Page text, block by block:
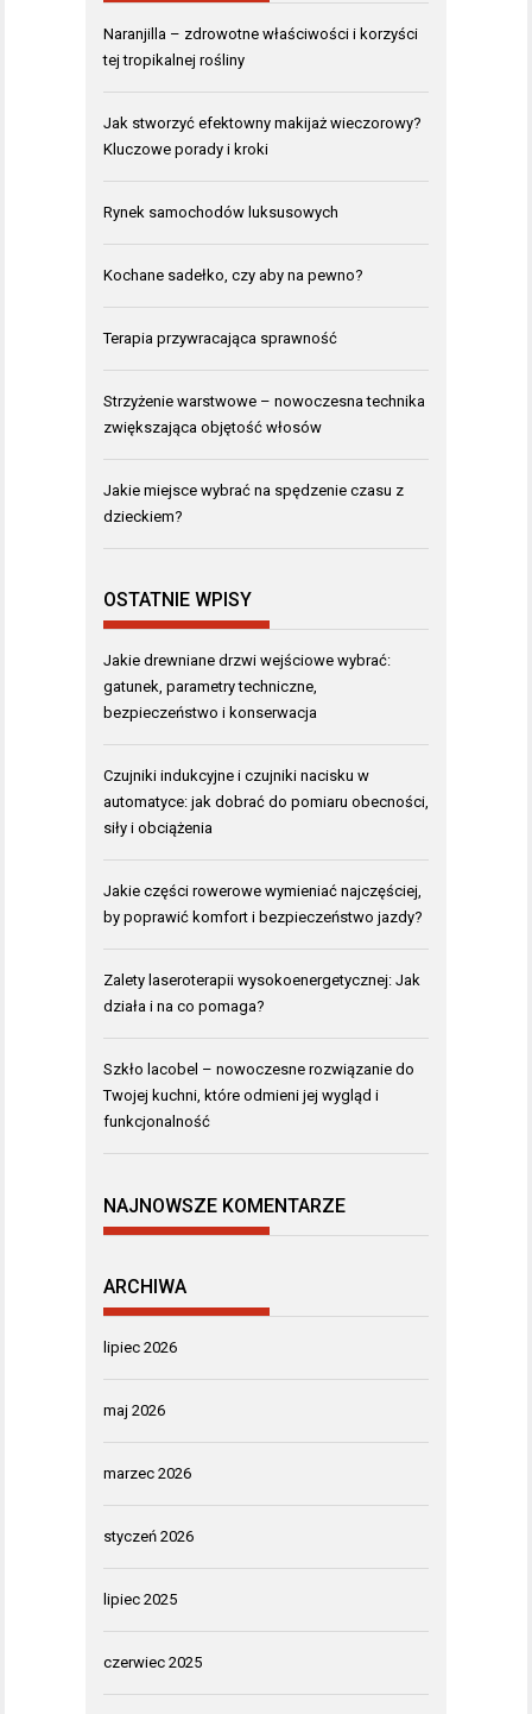
Naranjilla – zdrowotne właściwości i korzyści
tej tropikalnej rośliny
Jak stworzyć efektowny makijaż wieczorowy?
Kluczowe porady i kroki
Rynek samochodów luksusowych
Kochane sadełko, czy aby na pewno?
Terapia przywracająca sprawność
Strzyżenie warstwowe – nowoczesna technika
zwiększająca objętość włosów
Jakie miejsce wybrać na spędzenie czasu z
dzieckiem?
OSTATNIE WPISY
Jakie drewniane drzwi wejściowe wybrać:
gatunek, parametry techniczne,
bezpieczeństwo i konserwacja
Czujniki indukcyjne i czujniki nacisku w
automatyce: jak dobrać do pomiaru obecności,
siły i obciążenia
Jakie części rowerowe wymieniać najczęściej,
by poprawić komfort i bezpieczeństwo jazdy?
Zalety laseroterapii wysokoenergetycznej: Jak
działa i na co pomaga?
Szkło lacobel – nowoczesne rozwiązanie do
Twojej kuchni, które odmieni jej wygląd i
funkcjonalność
NAJNOWSZE KOMENTARZE
ARCHIWA
lipiec 2026
maj 2026
marzec 2026
styczeń 2026
lipiec 2025
czerwiec 2025